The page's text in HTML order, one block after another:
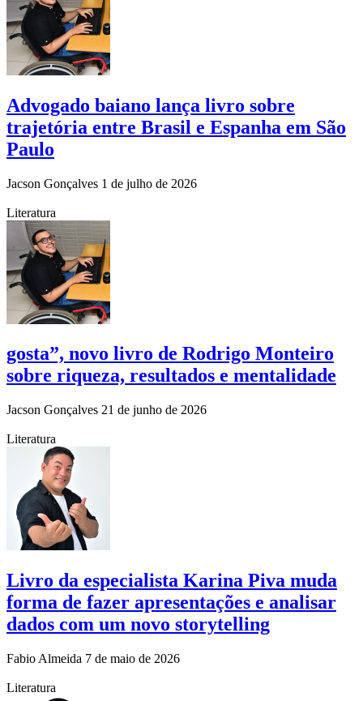
Advogado baiano lança livro sobre
trajetória entre Brasil e Espanha em São
Paulo
Jacson Gonçalves 1 de julho de 2026
Literatura
gosta”, novo livro de Rodrigo Monteiro
sobre riqueza, resultados e mentalidade
Jacson Gonçalves 21 de junho de 2026
Literatura
Livro da especialista Karina Piva muda
forma de fazer apresentações e analisar
dados com um novo storytelling
Fabio Almeida 7 de maio de 2026
Literatura